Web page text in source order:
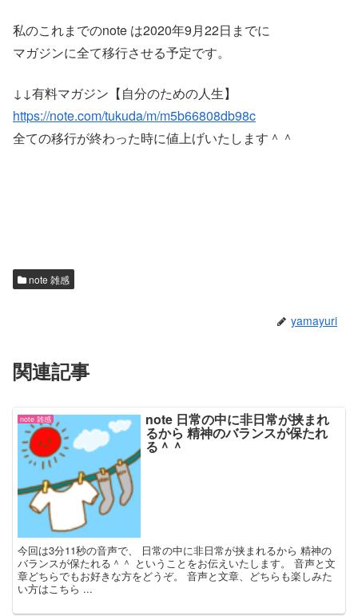
私のこれまでのnote は2020年9月22日までに
マガジンに全て移行させる予定です。
↓↓有料マガジン【自分のための人生】
https://note.com/tukuda/m/m5b66808db98c
全ての移行が終わった時に値上げいたします＾＾
note 雑感
yamayuri
関連記事
note 雑感 note 日常の中に非日常が挟まれ
るから 精神のバランスが保たれ
る＾＾
今回は3分11秒の音声で、 日常の中に非日常が挟まれるから 精神の
バランスが保たれる＾＾ ということをお伝えいたします。 音声と文
章どちらでもお好きな方をどうぞ。 音声と文章、どちらも楽しみた
い方はこちら ...